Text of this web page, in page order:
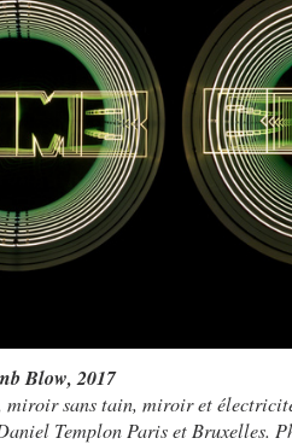
Blow, 2017
miroir sans tain, miroir et
Templon Paris et Bruxelles.